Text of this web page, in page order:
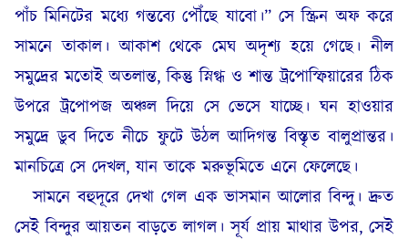
পাঁচ মিনিটের মধ্যে গন্তব্যে পৌঁছে যাবো।” সে স্ক্রিন অফ করে
সামনে তাকাল। আকাশ থেকে মেঘ অদৃশ্য হয়ে গেছে। নীল
সমুদ্রের মতোই অতলান্ত, কিন্তু স্নিগ্ধ ও শান্ত ট্রপোস্ফিয়ারের ঠিক
উপরে ট্রপোপজ অঞ্চল দিয়ে সে ভেসে যাচ্ছে। ঘন হাওয়ার
সমুদ্রে ডুব দিতে নীচে ফুটে উঠল আদিগন্ত বিস্তৃত বালুপ্রান্তর।
মানচিত্রে সে দেখল, যান তাকে মরুভূমিতে এনে ফেলেছে।
সামনে বহুদূরে দেখা গেল এক ভাসমান আলোর বিন্দু। দ্রুত
সেই বিন্দুর আয়তন বাড়তে লাগল। সূর্য প্রায় মাথার উপর, সেই